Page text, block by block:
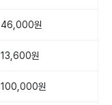
46,000원
13,600원
100,000원